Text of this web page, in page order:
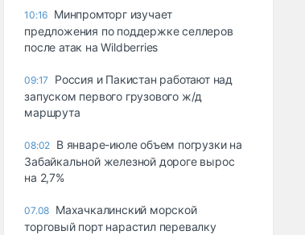
10:16 Минпромторг изучает
предложения по поддержке селлеров
после атак на Wildberries
09:17
Россия и Пакистан работают над
запуском первого грузового ж/д
маршрута
08:02 В январе-июле объем погрузки на
Забайкальной железной дороге вырос
на 2,7%
07.08 Махачкалинский морской
торговый порт нарастил перевалку